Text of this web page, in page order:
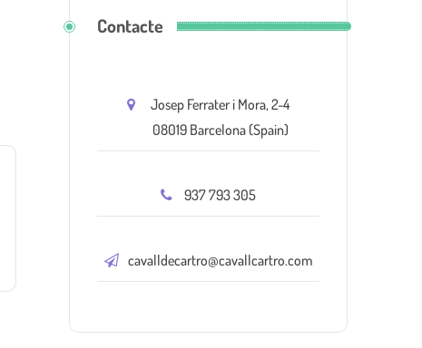
Contacte
Josep Ferrater i Mora, 2-4
08019 Barcelona (Spain)
937 793 305
cavalldecartro@cavallcartro.com